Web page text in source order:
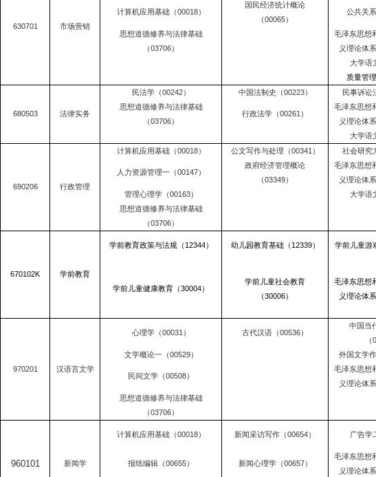
630701 市场营销
计算机应用基础（00018）
国民经济统计概论
（00065）
公共关
思想道德修养与法律基础
（03706）
毛泽东思想
义理论体
大学语
质量管
680503 法律实务
民法学（00242） 中国法制史（00223） 民事诉讼
思想道德修养与法律基础
（03706）
行政法学（00261）
毛泽东思想
义理论体
大学语
690206 行政管理
计算机应用基础（00018） 公文写作与处理（00341） 社会研究
人力资源管理一（00147）
政府经济管理概论
（03349）
毛泽东思想
义理论体
管理心理学（00163）
大学语
思想道德修养与法律基础
（03706）
670102K 学前教育
学前教育政策与法规（12344） 幼儿园教育基础（12339） 学前儿童游
学前儿童健康教育（30004）
学前儿童社会教育
（30006）
毛泽东思想
义理论体
970201 汉语言文学
心理学（00031） 古代汉语（00536）
中国当
（
文学概论一（00529） 外国文学
民间文学（00508）
毛泽东思想
义理论体
思想道德修养与法律基础
（03706）
960101 新闻学
计算机应用基础（00018） 新闻采访写作（00654） 广告学
报纸编辑（00655） 新闻心理学（00657）
毛泽东思想
义理论体